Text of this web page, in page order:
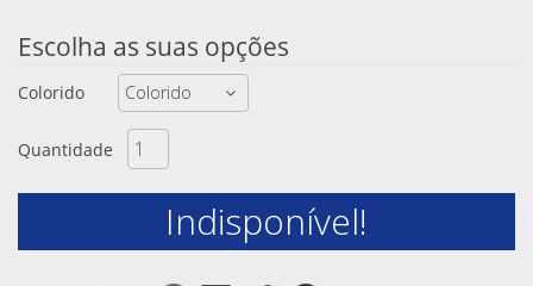
Escolha as suas opções
Colorido
Quantidade
Indisponível!